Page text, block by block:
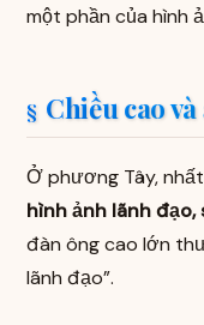
một phần của hình
Chiều cao
Ở phương Tây,
hình ảnh lãnh
đàn ông cao lớn
lãnh đạo”.